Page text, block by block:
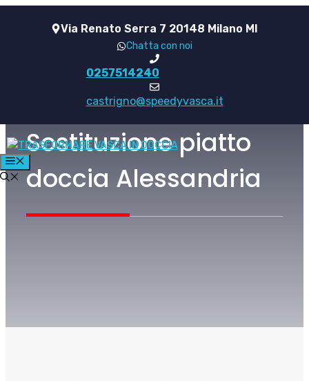
Via Renato Serra 7 20148 Milano MI
Chatta con noi
0257514240
castrigno@speedyvasca.it
Sostituzione piatto
doccia Alessandria